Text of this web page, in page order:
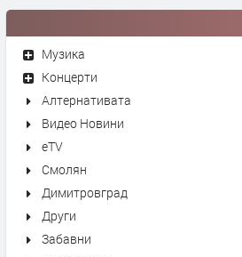
Музика
Концерти
Алтернативата
Видео Новини
eTV
Смолян
Димитровград
Други
Забавни